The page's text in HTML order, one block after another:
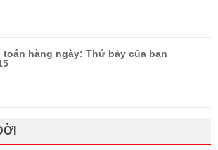
hàng ngày: Thứ bảy của bạn